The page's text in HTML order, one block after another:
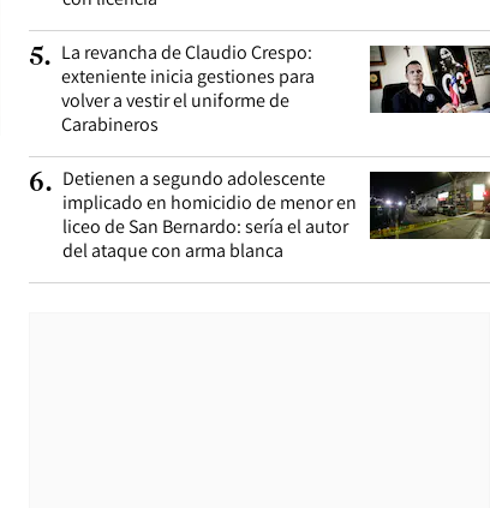
5. La revancha de Claudio Crespo:
exteniente inicia gestiones para
volver a vestir el uniforme de
Carabineros
6. Detienen a segundo adolescente
implicado en homicidio de menor en
liceo de San Bernardo: sería el autor
del ataque con arma blanca